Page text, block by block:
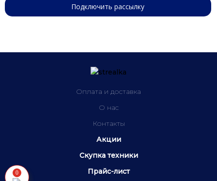
0
Оплата и доставка
О нас
Контакты
Акции
Скупка техники
Прайс-лист